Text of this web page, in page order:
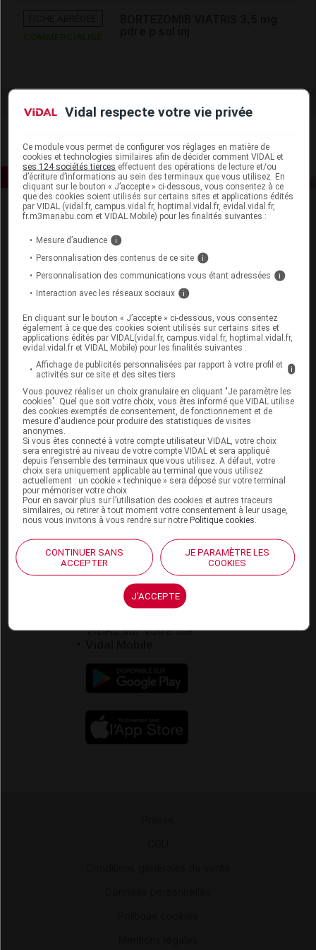
Espace produit
VIDAL Expert
VIDAL Hoptimal
eVIDAL
VIDAL Mobile
VIDAL widget
VIDAL Sécurisation
VIDAL e-Services
Espace institutionnel
Qui sommes-nous ?
VIDAL France
Carrières
Charte éthique et
déontologique
Service client
Contact
Aide
Espace partenaires
VIDAL sur votre site
Vidal respecte votre vie privée
Ce module vous permet de configurer vos réglages en matière de
cookies et technologies similaires afin de décider comment VIDAL et
ses 124 sociétés tierces effectuent des opérations de lecture et/ou
d’écriture d’informations au sein des terminaux que vous utilisez. En
cliquant sur le bouton « J’accepte » ci-dessous, vous consentez à ce
que des cookies soient utilisés sur certains sites et applications édités
par VIDAL (vidal.fr, campus.vidal.fr, hoptimal.vidal.fr, evidal.vidal.fr,
fr.m3manabu.com et VIDAL Mobile) pour les finalités suivantes :
Mesure d’audience i
Personnalisation des contenus de ce site i
Personnalisation des communications vous étant adressées i
Interaction avec les réseaux sociaux i
En cliquant sur le bouton « J’accepte » ci-dessous, vous consentez
également à ce que des cookies soient utilisés sur certains sites et
applications édités par VIDAL(vidal.fr, campus.vidal.fr, hoptimal.vidal.fr,
evidal.vidal.fr et VIDAL Mobile) pour les finalités suivantes :
Affichage de publicités personnalisées par rapport à votre profil et
activités sur ce site et des sites tiers
i
Vous pouvez réaliser un choix granulaire en cliquant "Je paramètre les
cookies". Quel que soit votre choix, vous êtes informé que VIDAL utilise
des cookies exemptés de consentement, de fonctionnement et de
mesure d'audience pour produire des statistiques de visites
anonymes.
Si vous êtes connecté à votre compte utilisateur VIDAL, votre choix
sera enregistré au niveau de votre compte VIDAL et sera appliqué
depuis l’ensemble des terminaux que vous utilisez. A défaut, votre
choix sera uniquement applicable au terminal que vous utilisez
actuellement : un cookie « technique » sera déposé sur votre terminal
pour mémoriser votre choix.
Pour en savoir plus sur l’utilisation des cookies et autres traceurs
similaires, ou retirer à tout moment votre consentement à leur usage,
nous vous invitons à vous rendre sur notrePolitique cookies
CONTINUER SANS
ACCEPTER
JE PARAMÈTRE LES
COOKIES
J'ACCEPTE